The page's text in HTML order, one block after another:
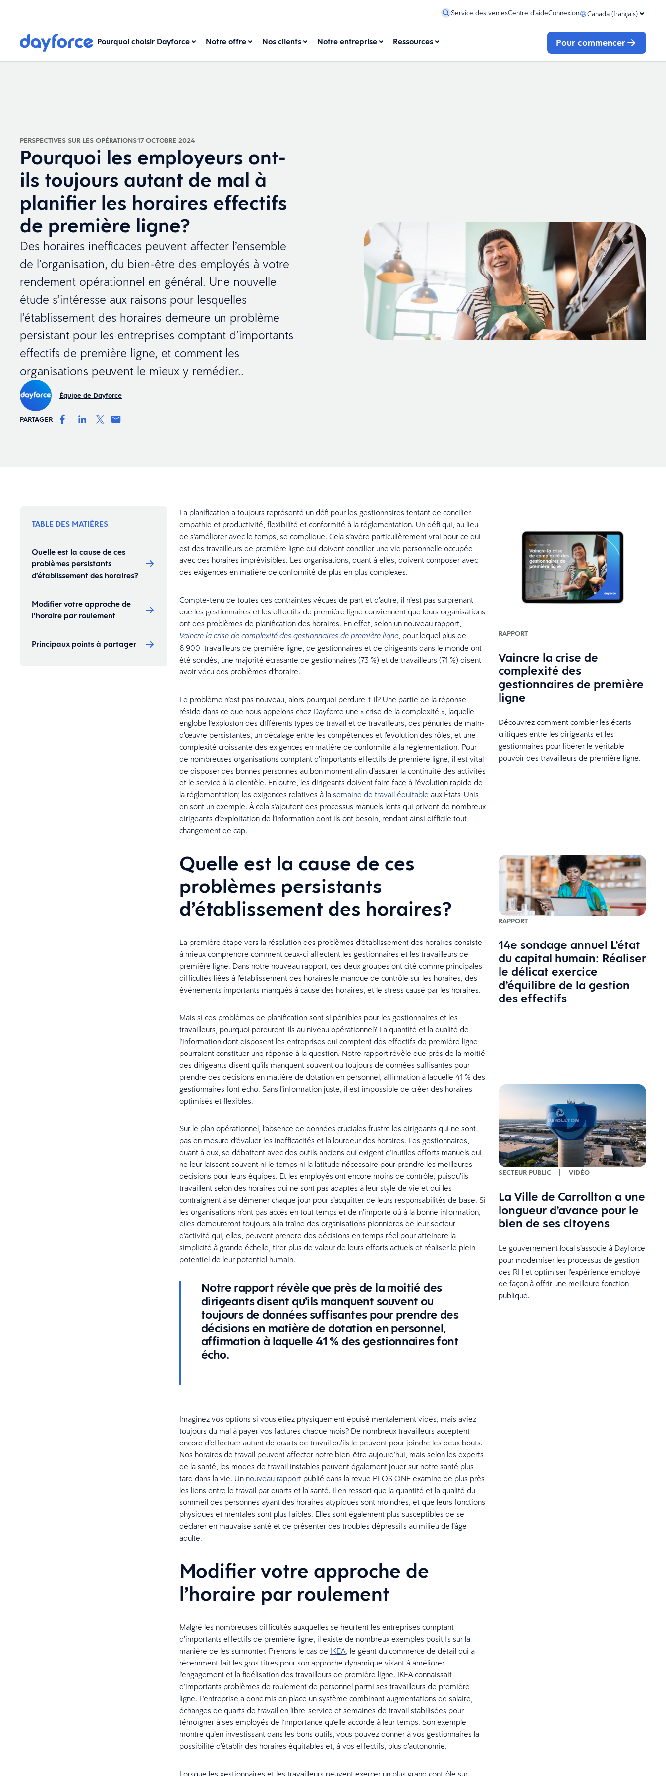
Service des ventesCentre d’aideConnexion Canada (français)
Pourquoi choisir Dayforce Notre offre Nos clients Notre entreprise Ressources Pour commencer
PERSPECTIVES SUR LES OPÉRATIONS17 OCTOBRE 2024
Pourquoi les employeurs ont-
ils toujours autant de mal à
planifier les horaires effectifs
de première ligne?
Des horaires inefficaces peuvent affecter l’ensemble
de l’organisation, du bien-être des employés à votre
rendement opérationnel en général. Une nouvelle
étude s’intéresse aux raisons pour lesquelles
l’établissement des horaires demeure un problème
persistant pour les entreprises comptant d’importants
effectifs de première ligne, et comment les
organisations peuvent le mieux y remédier..
Équipe de Dayforce
PARTAGER
TABLE DES MATIÈRES
Quelle est la cause de ces
problèmes persistants
d’établissement des horaires?
Modifier votre approche de
l’horaire par roulement
Principaux points à partager
La planification a toujours représenté un défi pour les gestionnaires tentant de concilier
empathie et productivité, flexibilité et conformité à la réglementation. Un défi qui, au lieu
de s’améliorer avec le temps, se complique. Cela s’avère particulièrement vrai pour ce qui
est des travailleurs de première ligne qui doivent concilier une vie personnelle occupée
avec des horaires imprévisibles. Les organisations, quant à elles, doivent composer avec
des exigences en matière de conformité de plus en plus complexes.
Compte-tenu de toutes ces contraintes vécues de part et d’autre, il n’est pas surprenant
que les gestionnaires et les effectifs de première ligne conviennent que leurs organisations
ont des problèmes de planification des horaires. En effet, selon un nouveau rapport,
Vaincre la crise de complexité des gestionnaires de première ligne, pour lequel plus de
6 900 travailleurs de première ligne, de gestionnaires et de dirigeants dans le monde ont
été sondés, une majorité écrasante de gestionnaires (73 %) et de travailleurs (71 %) disent
avoir vécu des problèmes d’horaire.
Le problème n’est pas nouveau, alors pourquoi perdure-t-il? Une partie de la réponse
réside dans ce que nous appelons chez Dayforce une « crise de la complexité », laquelle
englobe l’explosion des différents types de travail et de travailleurs, des pénuries de main-
d’œuvre persistantes, un décalage entre les compétences et l’évolution des rôles, et une
complexité croissante des exigences en matière de conformité à la réglementation. Pour
de nombreuses organisations comptant d’importants effectifs de première ligne, il est vital
de disposer des bonnes personnes au bon moment afin d’assurer la continuité des activités
et le service à la clientèle. En outre, les dirigeants doivent faire face à l’évolution rapide de
la réglementation; les exigences relatives à la semaine de travailéquitable aux États-Unis
en sont un exemple. À cela s’ajoutent des processus manuels lents qui privent de nombreux
dirigeants d’exploitation de l’information dont ils ont besoin, rendant ainsi difficile tout
changement de cap.
Quelle est la cause de ces
problèmes persistants
d’établissement des horaires?
La première étape vers la résolution des problèmes d’établissement des horaires consiste
à mieux comprendre comment ceux-ci affectent les gestionnaires et les travailleurs de
première ligne. Dans notre nouveau rapport, ces deux groupes ont cité comme principales
difficultés liées à l’établissement des horaires le manque de contrôle sur les horaires, des
événements importants manqués à cause des horaires, et le stress causé par les horaires.
Mais si ces problèmes de planification sont si pénibles pour les gestionnaires et les
travailleurs, pourquoi perdurent-ils au niveau opérationnel? La quantité et la qualité de
l’information dont disposent les entreprises qui comptent des effectifs de première ligne
pourraient constituer une réponse à la question. Notre rapport révèle que près de la moitié
des dirigeants disent qu’ils manquent souvent ou toujours de données suffisantes pour
prendre des décisions en matière de dotation en personnel, affirmation à laquelle 41 % des
gestionnaires font écho. Sans l’information juste, il est impossible de créer des horaires
optimisés et flexibles.
Sur le plan opérationnel, l’absence de données cruciales frustre les dirigeants qui ne sont
pas en mesure d’évaluer les inefficacités et la lourdeur des horaires. Les gestionnaires,
quant à eux, se débattent avec des outils anciens qui exigent d’inutiles efforts manuels qui
ne leur laissent souvent ni le temps ni la latitude nécessaire pour prendre les meilleures
décisions pour leurs équipes. Et les employés ont encore moins de contrôle, puisqu’ils
travaillent selon des horaires qui ne sont pas adaptés à leur style de vie et qui les
contraignent à se démener chaque jour pour s’acquitter de leurs responsabilités de base. Si
les organisations n’ont pas accès en tout temps et de n’importe où à la bonne information,
elles demeureront toujours à la traîne des organisations pionnières de leur secteur
d’activité qui, elles, peuvent prendre des décisions en temps réel pour atteindre la
simplicité à grande échelle, tirer plus de valeur de leurs efforts actuels et réaliser le plein
potentiel de leur potentiel humain.
Notre rapport révèle que près de la moitié des
dirigeants disent qu’ils manquent souvent ou
toujours de données suffisantes pour prendre des
décisions en matière de dotation en personnel,
affirmation à laquelle 41 % des gestionnaires font
écho.
Imaginez vos options si vous étiez physiquement épuisé mentalement vidés, mais aviez
toujours du mal à payer vos factures chaque mois? De nombreux travailleurs acceptent
encore d’effectuer autant de quarts de travail qu’ils le peuvent pour joindre les deux bouts.
Nos horaires de travail peuvent affecter notre bien-être aujourd’hui, mais selon les experts
de la santé, les modes de travail instables peuvent également jouer sur notre santé plus
tard dans la vie. Un nouveau rapportpublié dans la revue PLOS ONE examine de plus près
les liens entre le travail par quarts et la santé. Il en ressort que la quantité et la qualité du
sommeil des personnes ayant des horaires atypiques sont moindres, et que leurs fonctions
physiques et mentales sont plus faibles. Elles sont également plus susceptibles de se
déclarer en mauvaise santé et de présenter des troubles dépressifs au milieu de l’âge
adulte.
Modifier votre approche de
l’horaire par roulement
Malgré les nombreuses difficultés auxquelles se heurtent les entreprises comptant
d’importants effectifs de première ligne, il existe de nombreux exemples positifs sur la
manière de les surmonter. Prenons le cas de IKEA, le géant du commerce de détail qui a
récemment fait les gros titres pour son approche dynamique visant à améliorer
l’engagement et la fidélisation des travailleurs de première ligne. IKEA connaissait
d’importants problèmes de roulement de personnel parmi ses travailleurs de première
ligne. L’entreprise a donc mis en place un système combinant augmentations de salaire,
échanges de quarts de travail en libre-service et semaines de travail stabilisées pour
témoigner à ses employés de l’importance qu’elle accorde à leur temps. Son exemple
montre qu’en investissant dans les bons outils, vous pouvez donner à vos gestionnaires la
possibilité d’établir des horaires équitables et, à vos effectifs, plus d’autonomie.
Lorsque les gestionnaires et les travailleurs peuvent exercer un plus grand contrôle sur
RAPPORT
Vaincre la crise de
complexité des
gestionnaires de première
ligne
Découvrez comment combler les écarts
critiques entre les dirigeants et les
gestionnaires pour libérer le véritable
pouvoir des travailleurs de première ligne.
RAPPORT
14e sondage annuel L’état
du capital humain: Réaliser
le délicat exercice
d’équilibre de la gestion
des effectifs
SECTEUR PUBLIC | VIDÉO
La Ville de Carrollton a une
longueur d’avance pour le
bien de ses citoyens
Le gouvernement local s’associe à Dayforce
pour moderniser les processus de gestion
des RH et optimiser l’expérience employé
de façon à offrir une meilleure fonction
publique.